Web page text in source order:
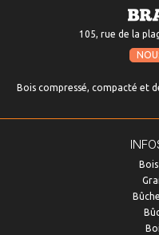
105, rue de la
Bois compressé, compacté et